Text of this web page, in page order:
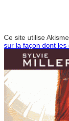
Ce site utilise
sur la façon dont